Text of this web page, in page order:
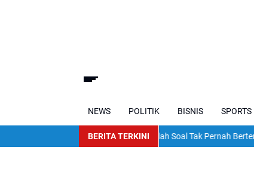
NEWS POLITIK BISNIS SPORTS
BERITA TERKINI
Onsu Tepis Klaim Sarwendah Soal Tak Pernah Bertengkar di